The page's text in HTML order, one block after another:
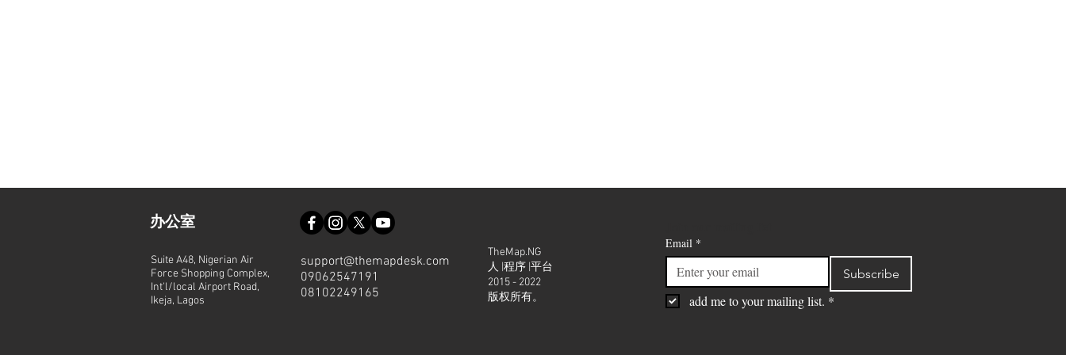
办公室
Suite A48, Nigerian Air
Force Shopping Complex,
Int'l/local Airport Road,
Ikeja, Lagos
support@themapdesk.com
09062547191
08102249165
TheMap.NG
人 |程序 |平台
2015 - 2022
版权所有。
Email *
Subscribe
add me to your mailing list. *